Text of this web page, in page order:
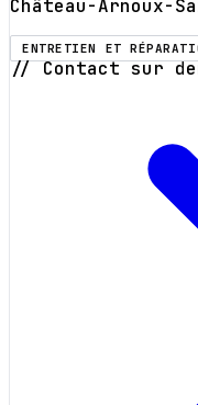
Château-Arnoux-
ENTRETIEN ET
// Contact sur